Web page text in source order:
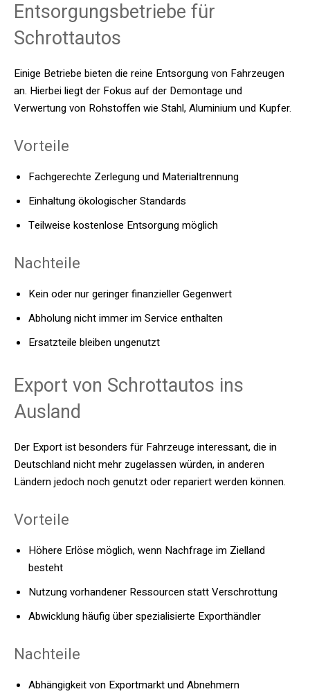
Entsorgungsbetriebe für
Schrottautos
Einige Betriebe bieten die reine Entsorgung von Fahrzeugen
an. Hierbei liegt der Fokus auf der Demontage und
Verwertung von Rohstoffen wie Stahl, Aluminium und Kupfer.
Vorteile
Fachgerechte Zerlegung und Materialtrennung
Einhaltung ökologischer Standards
Teilweise kostenlose Entsorgung möglich
Nachteile
Kein oder nur geringer finanzieller Gegenwert
Abholung nicht immer im Service enthalten
Ersatzteile bleiben ungenutzt
Export von Schrottautos ins
Ausland
Der Export ist besonders für Fahrzeuge interessant, die in
Deutschland nicht mehr zugelassen würden, in anderen
Ländern jedoch noch genutzt oder repariert werden können.
Vorteile
Höhere Erlöse möglich, wenn Nachfrage im Zielland
besteht
Nutzung vorhandener Ressourcen statt Verschrottung
Abwicklung häufig über spezialisierte Exporthändler
Nachteile
Abhängigkeit von Exportmarkt und Abnehmern